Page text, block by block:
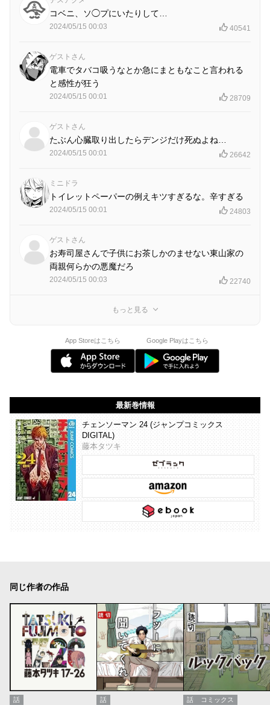
コベニ、ソ◯プにいたりして…
2024/05/15 00:03 40541
ゲストさん
電車でタバコ吸うなとか急にまともなこと言われる
と感性が狂う
2024/05/15 00:01 28709
ゲストさん
たぶん心臓取り出したらデンジだけ死ぬよね…
2024/05/15 00:01 26642
ミニドラ
トイレットペーパーの例えキツすぎるな。辛すぎる
2024/05/15 00:01 24803
ゲストさん
お寿司屋さんで子供にお茶しかのませない東山家の
両親何らかの悪魔だろ
2024/05/15 00:03 22740
もっと見る
App Storeはこちら Google Playはこちら
最新巻情報
チェンソーマン 24 (ジャンプコミックス
DIGITAL)
藤本タツキ
同じ作者の作品
話 話 話 コミックス